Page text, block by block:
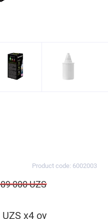
Product code: 6002003
000 UZS
UZS x4 oy